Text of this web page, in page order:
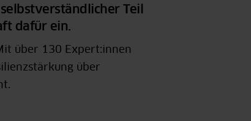
Teil
dafür ein.
über 130 Expert:innen
über